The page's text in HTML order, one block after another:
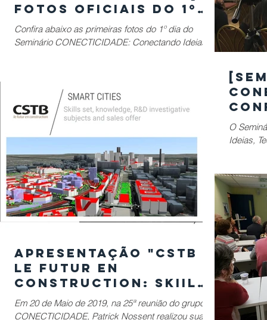
Fotos oficiais do 1º
dia do Seminário
CONECTICIDADE 2019
Confira abaixo as primeiras fotos do 1º dia do
Seminário CONECTICIDADE: Conectando Ideias,
1º
O
Ideias,
Apresentação "CSTB -
Le Futur en
Construction: Skiils
Set, Knowledge, R&D
Investigative Sub
Em 20 de Maio de 2019, na 25ª reunião do grupo
CONECTICIDADE, Patrick Nossent realizou sua